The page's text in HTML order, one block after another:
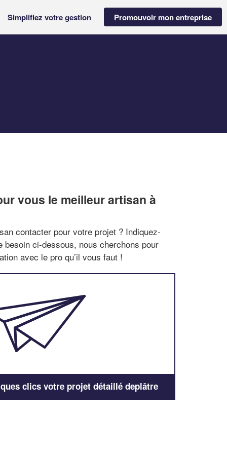
Simplifiez votre gestion Promouvoir mon entreprise
vous le meilleur artisan à
contacter pour votre projet ? Indiquez-
besoin ci-dessous, nous cherchons pour
avec le pro qu’il vous faut !
clics votre projet détaillé deplâtre